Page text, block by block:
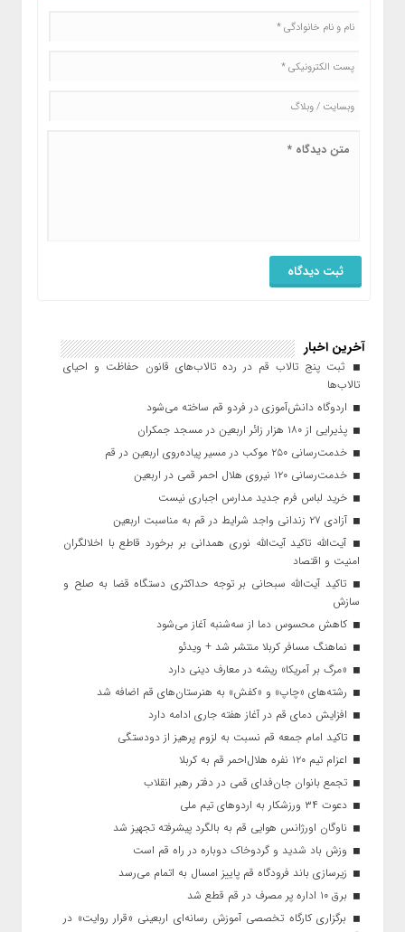
آخرین اخبار
ثبت پنج تالاب قم در رده تالاب‌های قانون حفاظت و احیای
تالاب‌ها
اردوگاه دانش‌آموزی در فردو قم ساخته می‌شود
پذیرایی از ۱۸۰ هزار زائر اربعین در مسجد جمکران
خدمت‌رسانی ۲۵۰ موکب در مسیر پیاده‌روی اربعین در قم
خدمت‌رسانی ۱۲۰ نیروی هلال احمر قمی در اربعین
خرید لباس فرم جدید مدارس اجباری نیست
آزادی ۲۷ زندانی واجد شرایط در قم به مناسبت اربعین
آیت‌الله تاکید آیت‌الله نوری همدانی بر برخورد قاطع با اخلالگران
امنیت و اقتصاد
تاکید آیت‌الله‌ سبحانی بر توجه حداکثری دستگاه قضا به صلح و
سازش
کاهش محسوس دما از سه‌شنبه آغاز می‌شود
نماهنگ مسافر کربلا منتشر شد + ویدئو
«مرگ بر آمریکا» ریشه در معارف دینی دارد
رشته‌های «چاپ» و «کفش» به هنرستان‌های قم اضافه شد
افزایش دمای قم در آغاز هفته جاری ادامه دارد
تاکید امام جمعه قم نسبت به لزوم پرهیز از دودستگی
اعزام تیم ۱۲۰ نفره هلال‌احمر قم به کربلا
تجمع بانوان جان‌فدای قمی در دفتر رهبر انقلاب
دعوت ۳۴ ورزشکار به اردوهای تیم ملی
ناوگان اورژانس هوایی قم به بالگرد پیشرفته تجهیز شد
وزش باد شدید و گردوخاک دوباره در راه قم است
زیرسازی باند فرودگاه قم پاییز امسال به اتمام می‌رسد
برق ۱۰ اداره پر مصرف در قم قطع شد
برگزاری کارگاه تخصصی آموزش رسانه‌ای اربعینی «قرار روایت» در